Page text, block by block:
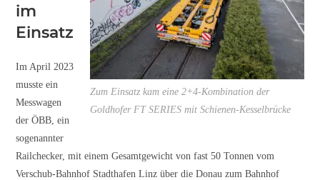
Zum Einsatz kam eine 2+4-Kombination der
Goldhofer FT SERIES mit Schienen-Kesselbrücke
im
Einsatz
Im April 2023
musste ein
Messwagen
der ÖBB, ein
sogenannter
Railchecker, mit einem Gesamtgewicht von fast 50 Tonnen vom
Verschub-Bahnhof Stadthafen Linz über die Donau zum Bahnhof